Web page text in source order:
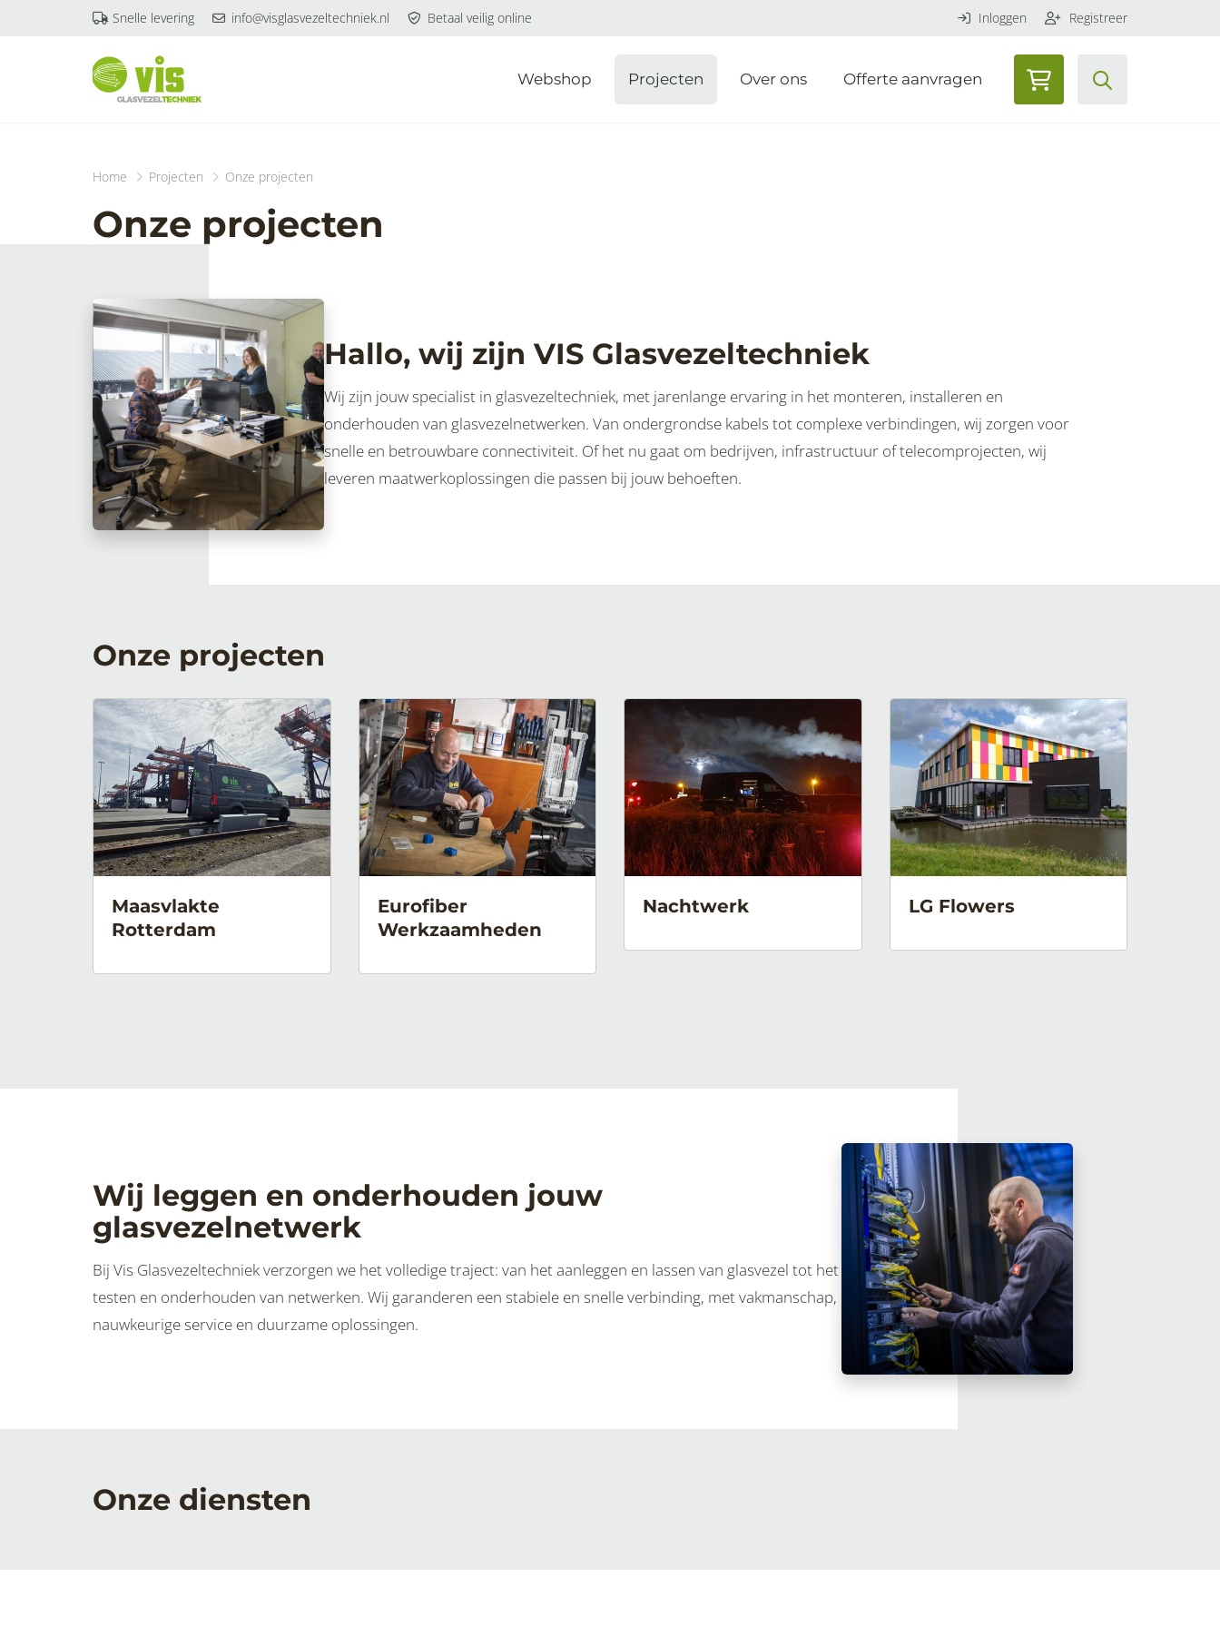
Home Projecten Onze projecten
Onze projecten
Hallo, wij zijn VIS Glasvezeltechniek
Wij zijn jouw specialist in glasvezeltechniek, met jarenlange ervaring in het monteren, installeren en
onderhouden van glasvezelnetwerken. Van ondergrondse kabels tot complexe verbindingen, wij zorgen voor
snelle en betrouwbare connectiviteit. Of het nu gaat om bedrijven, infrastructuur of telecomprojecten, wij
leveren maatwerkoplossingen die passen bij jouw behoeften.
Onze projecten
Maasvlakte
Rotterdam
Eurofiber
Werkzaamheden
Nachtwerk LG Flowers
Wij leggen en onderhouden jouw
glasvezelnetwerk
Bij Vis Glasvezeltechniek verzorgen we het volledige traject: van het aanleggen en lassen van glasvezel tot het
testen en onderhouden van netwerken. Wij garanderen een stabiele en snelle verbinding, met vakmanschap,
nauwkeurige service en duurzame oplossingen.
Onze diensten
Snelle levering info@visglasvezeltechniek.nl Betaal veilig online Inloggen Registreer
Webshop Projecten Over ons Offerte aanvragen